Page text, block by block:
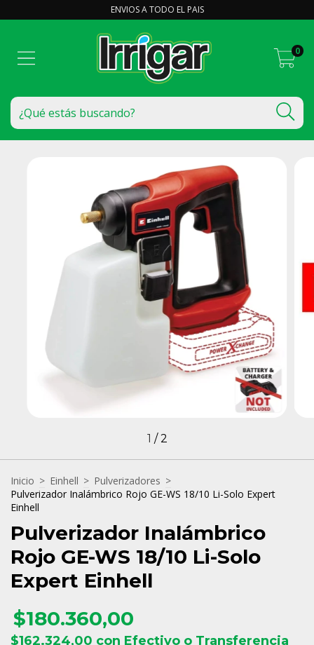
ENVIOS A TODO EL PAIS
0
1 /2
Inicio > Einhell > Pulverizadores >
Pulverizador Inalámbrico Rojo GE-WS 18/10 Li-Solo Expert
Einhell
Pulverizador Inalámbrico
Rojo GE-WS 18/10 Li-Solo
Expert Einhell
$180.360,00
$162.324,00 con Efectivo o Transferencia